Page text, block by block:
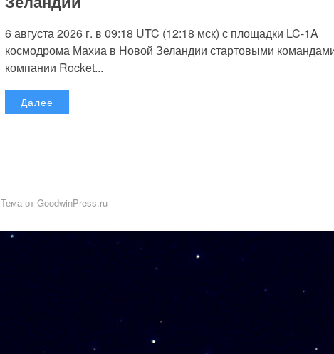
6 августа 2026 г. в 09:18 UTC (12:18 мск) с площадки LC-1A
космодрома Махиа в Новой Зеландии стартовыми
компании Rocket...
Далее
Тема от GoodwinPress.ru